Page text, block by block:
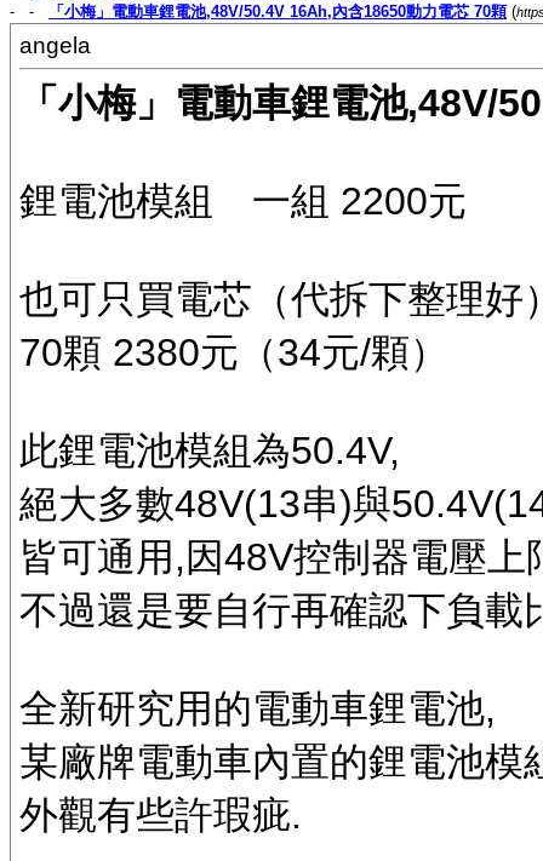
- -
「小梅」電動車鋰電池,48V/50.4V 16Ah,內含18650動力電芯 70顆(
angela
「小梅」電動車鋰電池,48V/
鋰電池模組 一組 2200元
也可只買電芯（代拆下整理好
70顆 2380元（34元/顆）
此鋰電池模組為50.4V,
絕大多數48V(13串)與
皆可通用,因48V控制器電壓上
不過還是要自行再確認下負載
全新研究用的電動車鋰電池,
某廠牌電動車內置的鋰電池模
外觀有些許瑕疵.